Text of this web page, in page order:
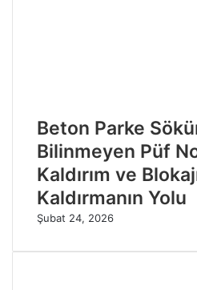
Beton Parke
Bilinmeyen Püf
Kaldırım ve
Kaldırmanın Yolu
Şubat 24, 2026